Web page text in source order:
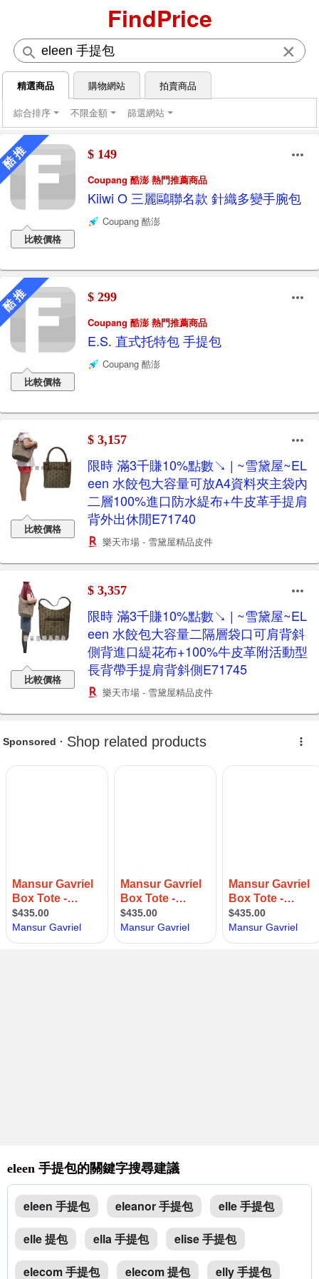
FindPrice
×
精選商品 購物網站
拍賣商品
綜合排序
不限金額 篩選網站
推
比較價格
$ 149
Coupang 酷澎 熱門推薦商品
Kiiwi O 三麗鷗聯名款 針織多變手腕包
Coupang 酷澎
推
比較價格
$ 299
Coupang 酷澎 熱門推薦商品
E.S. 直式托特包 手提包
Coupang 酷澎
比較價格
$ 3,157
限時 滿3千賺10%點數↘ | ~雪黛屋~EL
een 水餃包大容量可放A4資料夾主袋內
二層100%進口防水緹布+牛皮革手提肩
背外出休閒E71740
樂天市場 - 雪黛屋精品皮件
比較價格
$ 3,357
限時 滿3千賺10%點數↘ | ~雪黛屋~EL
een 水餃包大容量二隔層袋口可肩背斜
側背進口緹花布+100%牛皮革附活動型
長背帶手提肩背斜側E71745
樂天市場 - 雪黛屋精品皮件
eleen 手提包的關鍵字搜尋建議
eleen 手提包 eleanor 手提包
elle 手提包
elle 提包
ella 手提包
elise 手提包
elecom 手提包
elecom 提包 elly 手提包